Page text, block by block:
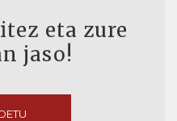
eta zure
jaso!